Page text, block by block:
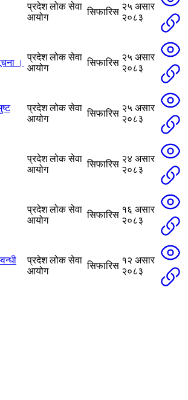
प्रदेश लोक सेवा
आयोग
सिफारिस
२५ असार
२०८३
।
प्रदेश लोक सेवा
आयोग
सिफारिस
२५ असार
२०८३
प्रदेश लोक सेवा
आयोग
सिफारिस
२५ असार
२०८३
प्रदेश लोक सेवा
आयोग
सिफारिस
२४ असार
२०८३
प्रदेश लोक सेवा
आयोग
सिफारिस
१६ असार
२०८३
प्रदेश लोक सेवा
आयोग
सिफारिस
१२ असार
२०८३